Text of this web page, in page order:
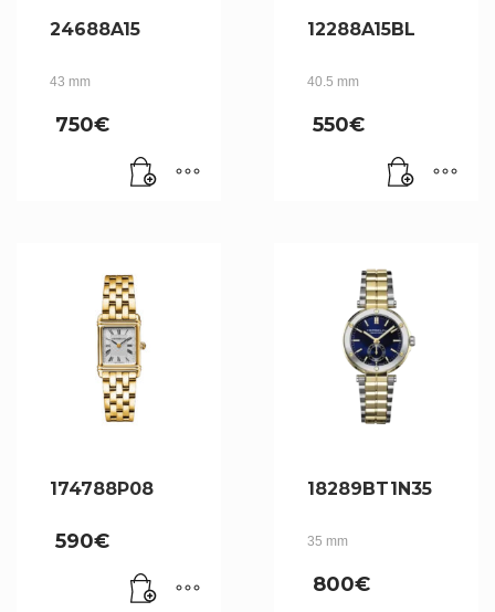
24688A15
43 mm
750€
12288A15BL
40.5 mm
550€
174788P08
590€
18289BT1N35
35 mm
800€